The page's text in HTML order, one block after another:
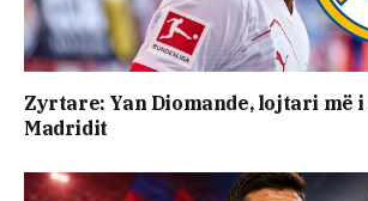
Zyrtare: Yan Diomande, lojtari më
Madridit